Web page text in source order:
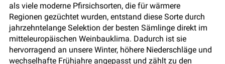
als viele moderne Pfirsichsorten, die für wärmere
Regionen gezüchtet wurden, entstand diese Sorte durch
jahrzehntelange Selektion der besten Sämlinge direkt im
mitteleuropäischen Weinbauklima. Dadurch ist sie
hervorragend an unsere Winter, höhere Niederschläge und
wechselhafte Frühjahre angepasst und zählt zu den